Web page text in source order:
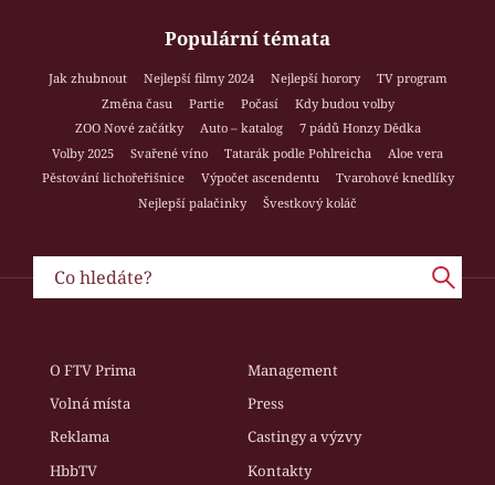
Populární témata
Jak zhubnout Nejlepší filmy 2024 Nejlepší horory
TV program
Změna času
Partie Počasí
Kdy budou volby
ZOO Nové začátky
Auto – katalog
7 pádů Honzy Dědka
Volby 2025
Svařené víno Tatarák podle Pohlreicha
Aloe vera
Pěstování lichořeřišnice
Výpočet ascendentu
Tvarohové knedlíky
Nejlepší palačinky
Švestkový koláč
O FTV Prima
Management
Volná místa
Press
Reklama
Castingy a výzvy
HbbTV
Kontakty